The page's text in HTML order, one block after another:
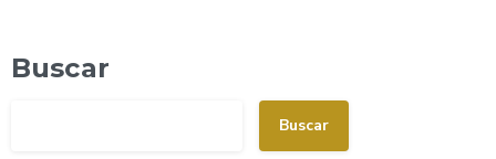
Buscar
Buscar